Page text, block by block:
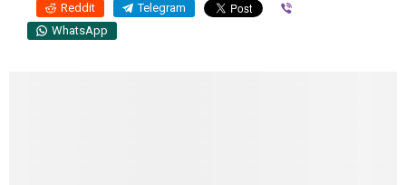
Reddit Telegram
WhatsApp